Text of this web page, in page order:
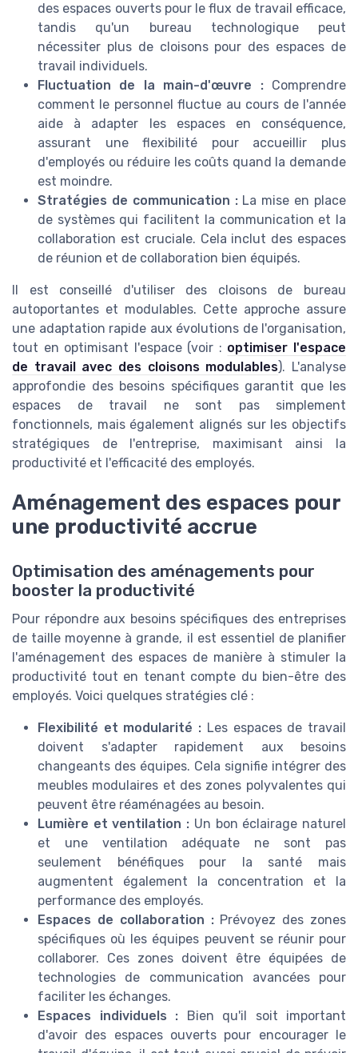
des espaces ouverts pour le flux de travail efficace,
tandis qu'un bureau technologique peut
nécessiter plus de cloisons pour des espaces de
travail individuels.
Fluctuation de la main-d'œuvre :Comprendre
comment le personnel fluctue au cours de l'année
aide à adapter les espaces en conséquence,
assurant une flexibilité pour accueillir plus
d'employés ou réduire les coûts quand la demande
est moindre.
Stratégies de communication :La mise en place
de systèmes qui facilitent la communication et la
collaboration est cruciale. Cela inclut des espaces
de réunion et de collaboration bien équipés.
Il est conseillé d'utiliser des cloisons de bureau
autoportantes et modulables. Cette approche assure
une adaptation rapide aux évolutions de l'organisation,
tout en optimisant l'espace (voir : optimiser l'espace
de travail avec des cloisons modulables). L'analyse
approfondie des besoins spécifiques garantit que les
espaces de travail ne sont pas simplement
fonctionnels, mais également alignés sur les objectifs
stratégiques de l'entreprise, maximisant ainsi la
productivité et l'efficacité des employés.
Aménagement des espaces pour
une productivité accrue
Optimisation des aménagements pour
booster la productivité
Pour répondre aux besoins spécifiques des entreprises
de taille moyenne à grande, il est essentiel de planifier
l'aménagement des espaces de manière à stimuler la
productivité tout en tenant compte du bien-être des
employés. Voici quelques stratégies clé :
Flexibilité et modularité : Les espaces de travail
doivent s'adapter rapidement aux besoins
changeants des équipes. Cela signifie intégrer des
meubles modulaires et des zones polyvalentes qui
peuvent être réaménagées au besoin.
Lumière et ventilation : Un bon éclairage naturel
et une ventilation adéquate ne sont pas
seulement bénéfiques pour la santé mais
augmentent également la concentration et la
performance des employés.
Espaces de collaboration :Prévoyez des zones
spécifiques où les équipes peuvent se réunir pour
collaborer. Ces zones doivent être équipées de
technologies de communication avancées pour
faciliter les échanges.
Espaces individuels : Bien qu'il soit important
d'avoir des espaces ouverts pour encourager le